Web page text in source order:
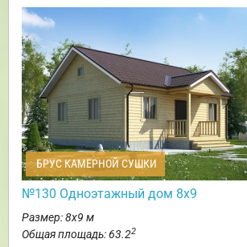
БРУС КАМЕРНОЙ СУШКИ
№130 Одноэтажный дом 8х9
Размер: 8х9 м
Общая площадь: 63.22